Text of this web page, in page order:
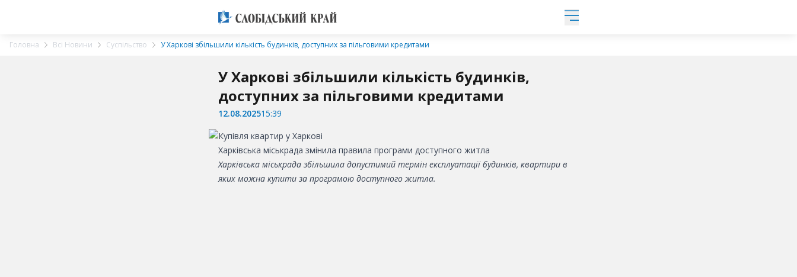
Головна Всі Новини Суспільство У Харкові збільшили кількість будинків, доступних за пільговими кредитами
У Харкові збільшили кількість будинків,
доступних за пільговими кредитами
12.08.202515:39
Харківська міськрада змінила правила програми доступного житла
Харківська міськрада збільшила допустимий термін експлуатації будинків, квартири в
яких можна купити за програмою доступного житла.